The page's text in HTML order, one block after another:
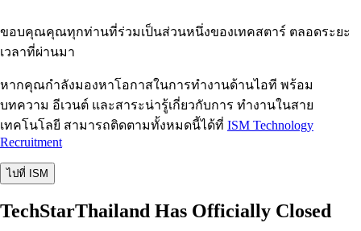
ขอบคุณคุณทุกท่านที่ร่วมเป็นส่วนหนึ่งของเทคสตาร์ ตลอดระยะ
เวลาที่ผ่านมา
หากคุณกำลังมองหาโอกาสในการทำงานด้านไอที พร้อม
บทความ อีเวนต์ และสาระน่ารู้เกี่ยวกับการ ทำงานในสาย
เทคโนโลยี สามารถติดตามทั้งหมดนี้ได้ที่ ISM Technology
Recruitment
ไปที่ ISM
TechStarThailand Has Officially Closed